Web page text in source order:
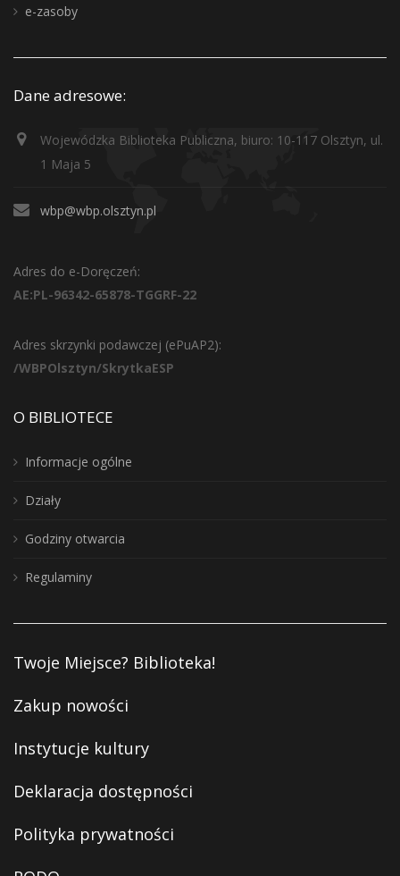
e-zasoby
Dane adresowe:
Wojewódzka Biblioteka Publiczna, biuro: 10-117 Olsztyn, ul.
1 Maja 5
wbp@wbp.olsztyn.pl
Adres do e-Doręczeń:
AE:PL-96342-65878-TGGRF-22
Adres skrzynki podawczej (ePuAP2):
/WBPOlsztyn/SkrytkaESP
O BIBLIOTECE
Informacje ogólne
Działy
Godziny otwarcia
Regulaminy
Twoje Miejsce? Biblioteka!
Zakup nowości
Instytucje kultury
Deklaracja dostępności
Polityka prywatności